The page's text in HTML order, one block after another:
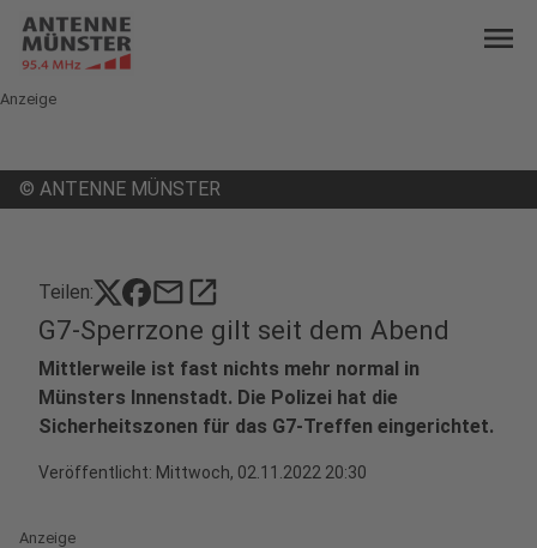
menu
Anzeige
© ANTENNE MÜNSTER
Teilen: mailopen_in_new
G7-Sperrzone gilt seit dem Abend
Mittlerweile ist fast nichts mehr normal in
Münsters Innenstadt. Die Polizei hat die
Sicherheitszonen für das G7-Treffen eingerichtet.
Veröffentlicht: Mittwoch, 02.11.2022 20:30
Anzeige